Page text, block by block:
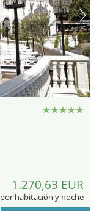
1.270,63 EUR
por habitación y noche